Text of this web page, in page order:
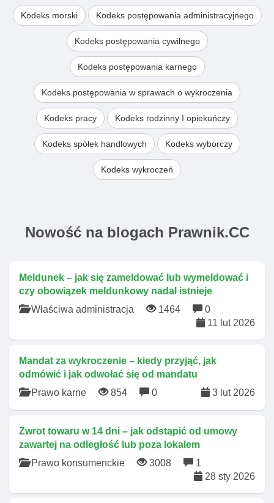
Kodeks morski Kodeks postępowania administracyjnego
Kodeks postępowania cywilnego
Kodeks postępowania karnego
Kodeks postępowania w sprawach o wykroczenia
Kodeks pracy Kodeks rodzinny I opiekuńczy
Kodeks spółek handlowych Kodeks wyborczy
Kodeks wykroczeń
Nowość na blogach Prawnik.CC
Meldunek – jak się zameldować lub wymeldować i
czy obowiązek meldunkowy nadal istnieje
Właściwa administracja
1464
0
11 lut 2026
Mandat za wykroczenie – kiedy przyjąć, jak
odmówić i jak odwołać się od mandatu
Prawo karne
854 0 3 lut 2026
Zwrot towaru w 14 dni – jak odstąpić od umowy
zawartej na odległość lub poza lokalem
Prawo konsumenckie
3008
1
28 sty 2026